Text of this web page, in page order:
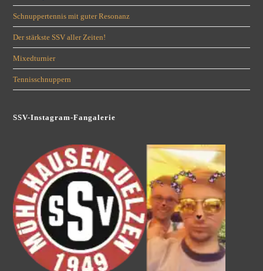
Schnuppertennis mit guter Resonanz
Der stärkste SSV aller Zeiten!
Mixedturnier
Tennisschnuppern
SSV-Instagram-Fangalerie